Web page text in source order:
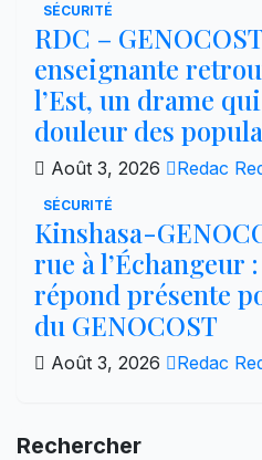
SÉCURITÉ
RDC –
enseignante
l’Est, un drame
douleur des
Août 3, 2026 Redac
SÉCURITÉ
Kinshasa-
rue à l’Échangeur
répond présente
du GENOCOST
Août 3, 2026 Redac
Rechercher